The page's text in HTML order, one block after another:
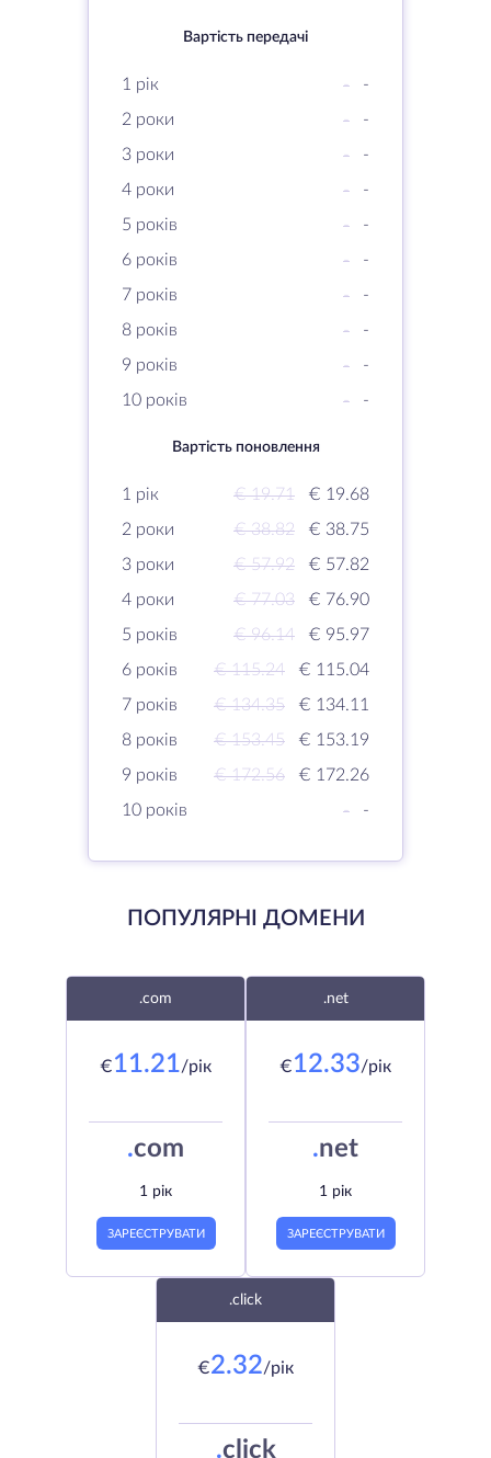
Вартість передачі
1 рік -
-
2 роки
-
-
3 роки
-
-
4 роки
-
-
5 років
-
-
6 років
-
-
7 років
-
-
8 років
-
-
9 років
-
-
10 років
- -
Вартість поновлення
1 рік € 19.71
€ 19.68
2 роки
€ 38.82
€ 38.75
3 роки
€ 57.92
€ 57.82
4 роки
€ 77.03
€ 76.90
5 років
€ 96.14
€ 95.97
6 років
€ 115.24
€ 115.04
7 років
€ 134.35
€ 134.11
8 років
€ 153.45
€ 153.19
9 років
€ 172.56
€ 172.26
10 років
- -
ПОПУЛЯРНІ ДОМЕНИ
.com
€11.21/рік
.com
1 рік
ЗАРЕЄСТРУВАТИ
.net
€12.33/рік
.net
1 рік
ЗАРЕЄСТРУВАТИ
.click
€2.32/рік
.click